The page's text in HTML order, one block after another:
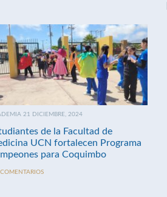
21 DICIEMBRE, 2024
de la Facultad de
UCN fortalecen Programa
para Coquimbo